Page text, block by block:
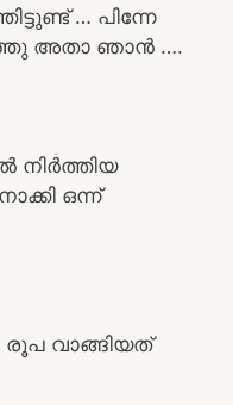
… പിന്നേ
അതാ ഞാൻ ….
നിർത്തിയ
ഒന്ന്
രൂപ വാങ്ങിയത്